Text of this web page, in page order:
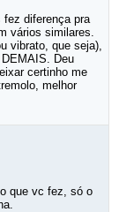
diferença pra
vários similares.
vibrato, que seja),
Deu
certinho me
melhor
que vc fez, só o